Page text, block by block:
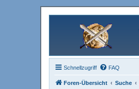
Schnellzugriff FAQ
Foren-Übersicht Suche